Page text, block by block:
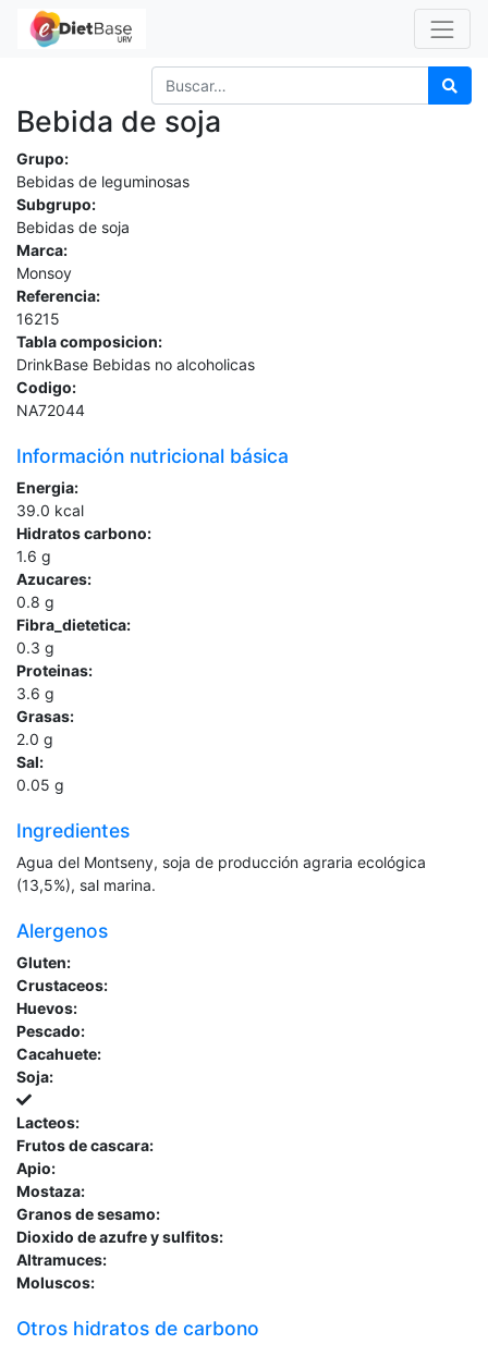
Bebida de soja
Grupo:
Bebidas de leguminosas
Subgrupo:
Bebidas de soja
Marca:
Monsoy
Referencia:
16215
Tabla composicion:
DrinkBase Bebidas no alcoholicas
Codigo:
NA72044
Información nutricional básica
Energia:
39.0 kcal
Hidratos carbono:
1.6 g
Azucares:
0.8 g
Fibra_dietetica:
0.3 g
Proteinas:
3.6 g
Grasas:
2.0 g
Sal:
0.05 g
Ingredientes
Agua del Montseny, soja de producción agraria ecológica
(13,5%), sal marina.
Alergenos
Gluten:
Crustaceos:
Huevos:
Pescado:
Cacahuete:
Soja:
Lacteos:
Frutos de cascara:
Apio:
Mostaza:
Granos de sesamo:
Dioxido de azufre y sulfitos:
Altramuces:
Moluscos:
Otros hidratos de carbono